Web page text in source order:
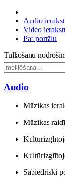
Audio
Video
Par portālu
Tulkošanu
Audio
Mūzikas
Mūzikas
Sabiedriski